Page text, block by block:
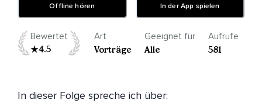
Offline hören In der App spielen
Bewertet
4.5
Art
Vorträge
Geeignet für
Alle
Aufrufe
581
In dieser Folge spreche ich über: